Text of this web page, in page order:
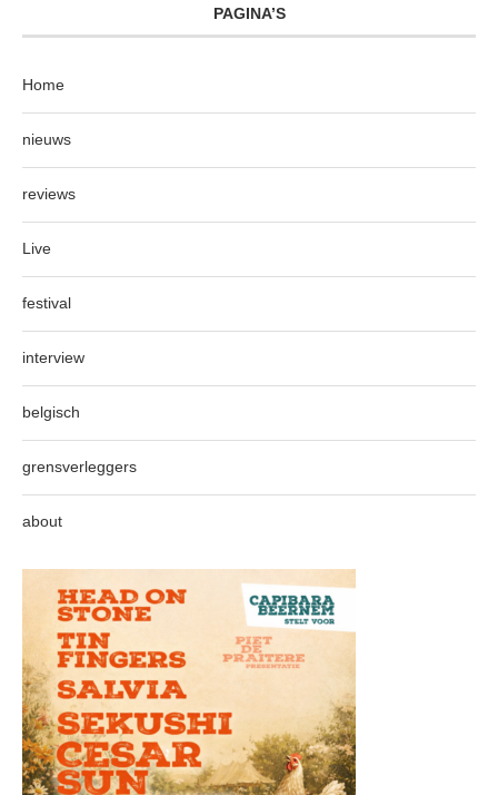
PAGINA’S
Home
nieuws
reviews
Live
festival
interview
belgisch
grensverleggers
about